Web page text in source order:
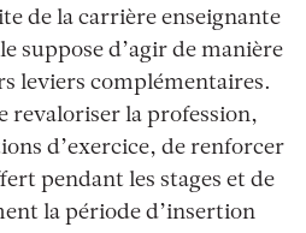
de la carrière enseignante
suppose d’agir de manière
leviers complémentaires.
revaloriser la profession,
d’exercice, de renforcer
pendant les stages et de
la période d’insertion